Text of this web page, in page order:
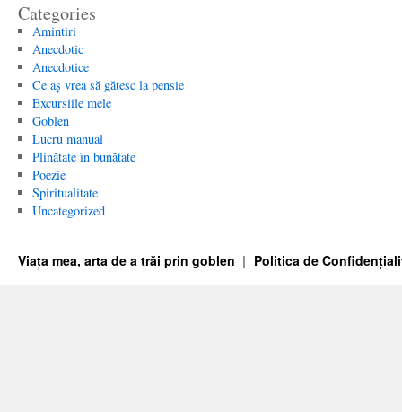
Categories
Amintiri
Anecdotic
Anecdotice
Ce aș vrea să gătesc la pensie
Excursiile mele
Goblen
Lucru manual
Plinătate în bunătate
Poezie
Spiritualitate
Uncategorized
Viața mea, arta de a trăi prin goblen Politica de